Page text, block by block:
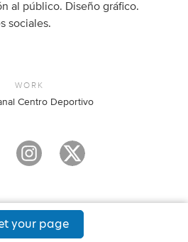
al público. Diseño gráfico.
sociales.
WORK
Centro Deportivo
your page